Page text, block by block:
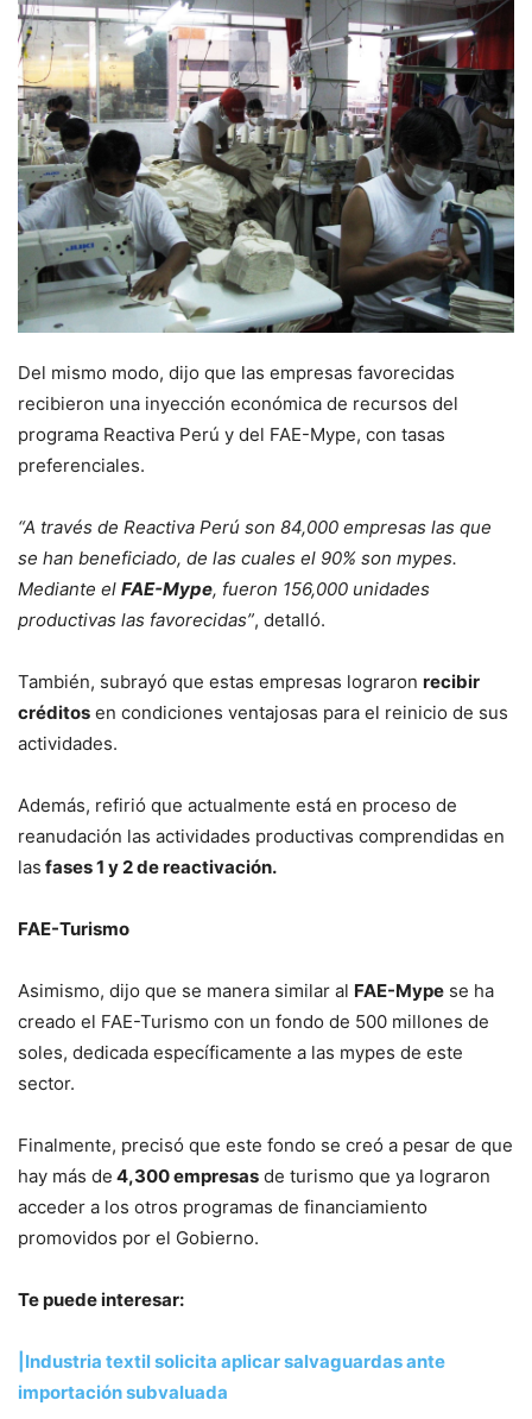
Del mismo modo, dijo que las empresas favorecidas
recibieron una inyección económica de recursos del
programa Reactiva Perú y del FAE-Mype, con tasas
preferenciales.
“A través de Reactiva Perú son 84,000 empresas las que
se han beneficiado, de las cuales el 90% son mypes.
Mediante el FAE-Mype, fueron 156,000 unidades
productivas las favorecidas”, detalló.
También, subrayó que estas empresas lograron recibir
créditos en condiciones ventajosas para el reinicio de sus
actividades.
Además, refirió que actualmente está en proceso de
reanudación las actividades productivas comprendidas en
las fases 1 y 2 de reactivación.
FAE-Turismo
Asimismo, dijo que se manera similar al FAE-Mype se ha
creado el FAE-Turismo con un fondo de 500 millones de
soles, dedicada específicamente a las mypes de este
sector.
Finalmente, precisó que este fondo se creó a pesar de que
hay más de 4,300 empresas de turismo que ya lograron
acceder a los otros programas de financiamiento
promovidos por el Gobierno.
Te puede interesar:
|Industria textil solicita aplicar salvaguardas ante
importación subvaluada